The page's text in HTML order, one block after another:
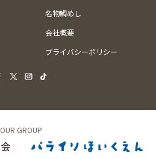
名物鯛めし
会社概要
プライバシーポリシー
OUR GROUP